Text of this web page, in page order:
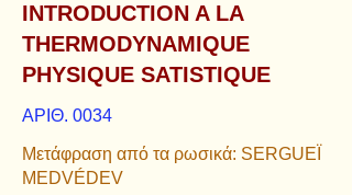
INTRODUCTION A LA
THERMODYNAMIQUE
PHYSIQUE SATISTIQUE
ΑΡΙΘ. 0034
Μετάφραση από τα ρωσικά: SERGUEÏ
MEDVÉDEV